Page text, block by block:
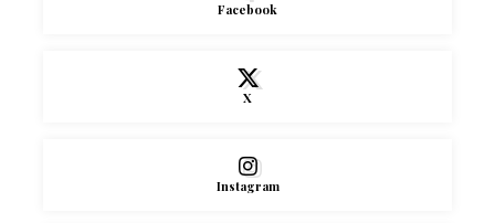
Facebook
X
Instagram